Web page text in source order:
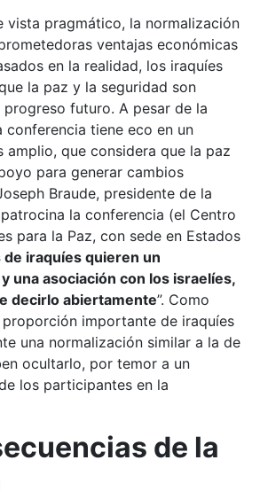
vista pragmático, la normalización
ventajas económicas
en la realidad, los iraquíes
la paz y la seguridad son
progreso futuro. A pesar de la
conferencia tiene eco en un
amplio, que considera que la paz
para generar cambios
Braude, presidente de la
la conferencia (el Centro
para la Paz, con sede en Estados
de iraquíes quieren un
una asociación con los israelíes,
decirlo abiertamente”. Como
proporción importante de iraquíes
una normalización similar a la de
ocultarlo, por temor a un
los participantes en la
de la